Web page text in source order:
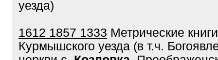
уезда)
1612 1857 1333 Метрические
Курмышского уезда (в т.ч.